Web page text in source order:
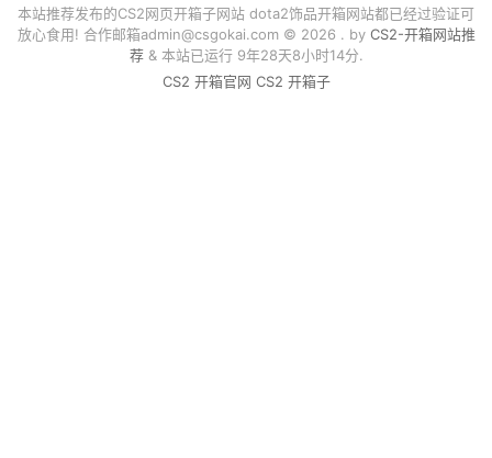
本站推荐发布的CS2网页开箱子网站 dota2饰品开箱网站都已经过验证可
放心食用! 合作邮箱admin@csgokai.com© 2026 . by CS2-开箱网站推
荐& 本站已运行 9年28天8小时14分.
CS2 开箱官网 CS2 开箱子